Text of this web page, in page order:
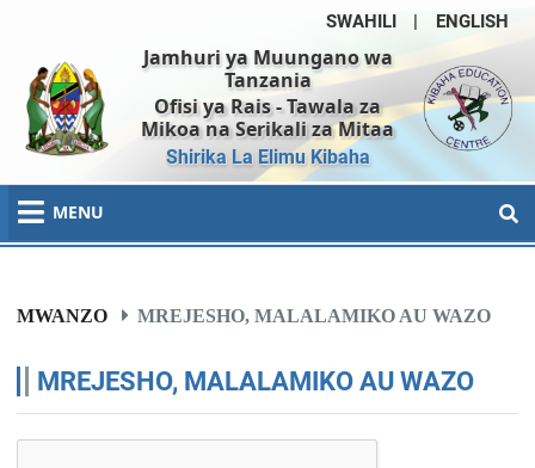
SWAHILI | ENGLISH
Jamhuri ya Muungano wa
Tanzania
Ofisi ya Rais - Tawala za
Mikoa na Serikali za Mitaa
Shirika La Elimu Kibaha
MENU
MWANZO MREJESHO, MALALAMIKO AU WAZO
MREJESHO, MALALAMIKO AU WAZO